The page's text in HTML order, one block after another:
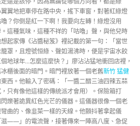
翼地把車停在路中央，搖下車窗，對著紅綠燈
？你倒是紅一下啊！我要向左轉！綠燈沒用
這種氣味，這種不祥的「咕嚕」聲，與他兒時
起家傳《沾醬秘笈》裡記載的第一句：「當世
罩，且燈號恒綠、聲如湯沸時，便是宇宙水餃
地球年…怎麼這麼快？」廖沾沾猛地衝回店裡，
櫃後面的暗門。暗門裡放著一個老舊新竹 猛健
西。他輸入了密碼：「一醬二醋三油四辣五蒜
只有像他這樣的傳統派才會用）。保險箱打
爍著詭異紅色光芒的儀器。這儀器很像一個老
曲的、像韭菜一樣的天線。他顫抖著拿起儀
——」的電流聲，接著傳來一陣高八度、急促